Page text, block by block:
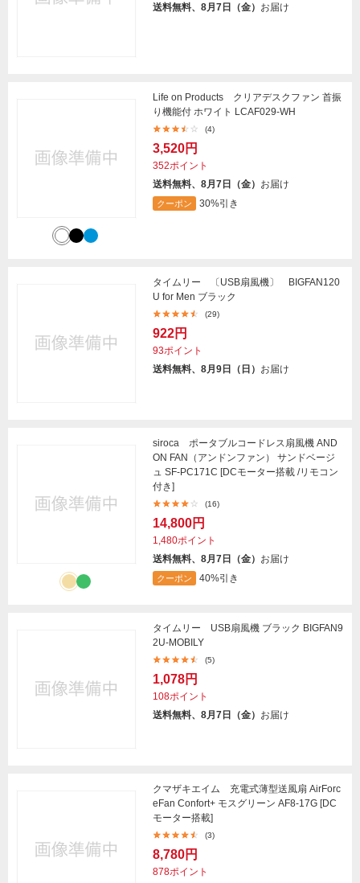
送料無料、8月7日（金） お届け
Life on Products クリアデスクファン 首振
り機能付 ホワイト LCAF029-WH
(4)
3,520円
352ポイント
送料無料、8月7日（金） お届け
クーポン 30%引き
タイムリー 〔USB扇風機〕 BIGFAN120
U for Men ブラック
(29)
922円
93ポイント
送料無料、8月9日（日） お届け
siroca ポータブルコードレス扇風機 AND
ON FAN（アンドンファン） サンドベージ
ュ SF-PC171C [DCモーター搭載 /リモコン
付き]
(16)
14,800円
1,480ポイント
送料無料、8月7日（金） お届け
クーポン 40%引き
タイムリー USB扇風機 ブラック BIGFAN9
2U-MOBILY
(5)
1,078円
108ポイント
送料無料、8月7日（金） お届け
クマザキエイム 充電式薄型送風扇 AirForc
eFan Confort+ モスグリーン AF8-17G [DC
モーター搭載]
(3)
8,780円
878ポイント